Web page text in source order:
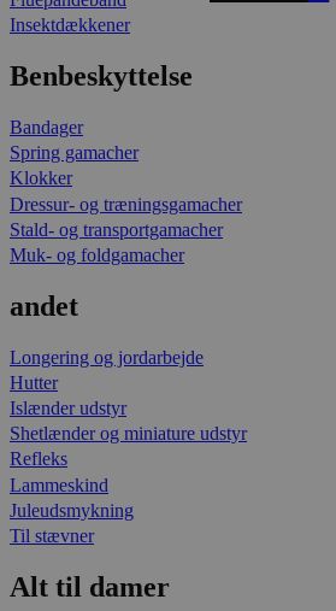
Insektdækkener
Benbeskyttelse
Bandager
Spring gamacher
Klokker
Dressur- og træningsgamacher
Stald- og transportgamacher
Muk- og foldgamacher
andet
Longering og jordarbejde
Hutter
Islænder udstyr
Shetlænder og miniature udstyr
Refleks
Lammeskind
Juleudsmykning
Til stævner
Alt til damer